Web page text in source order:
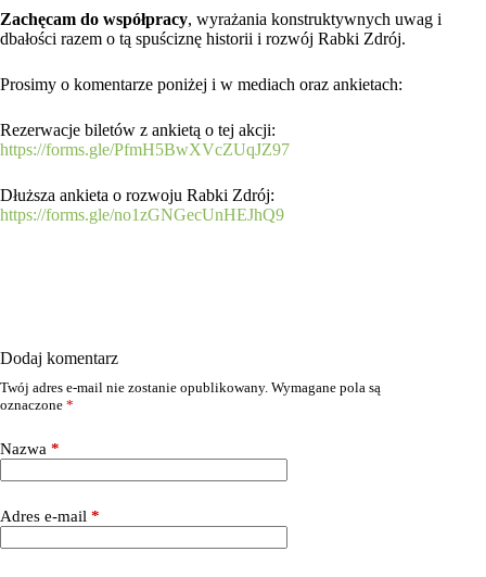
Zachęcam do współpracy, wyrażania konstruktywnych uwag i
dbałości razem o tą spuściznę historii i rozwój Rabki Zdrój.
Prosimy o komentarze poniżej i w mediach oraz ankietach:
Rezerwacje biletów z ankietą o tej akcji:
https://forms.gle/PfmH5BwXVcZUqJZ97
Dłuższa ankieta o rozwoju Rabki Zdrój:
https://forms.gle/no1zGNGecUnHEJhQ9
Dodaj komentarz
Twój adres e-mail nie zostanie opublikowany. Wymagane pola są
oznaczone *
Nazwa *
Adres e-mail *